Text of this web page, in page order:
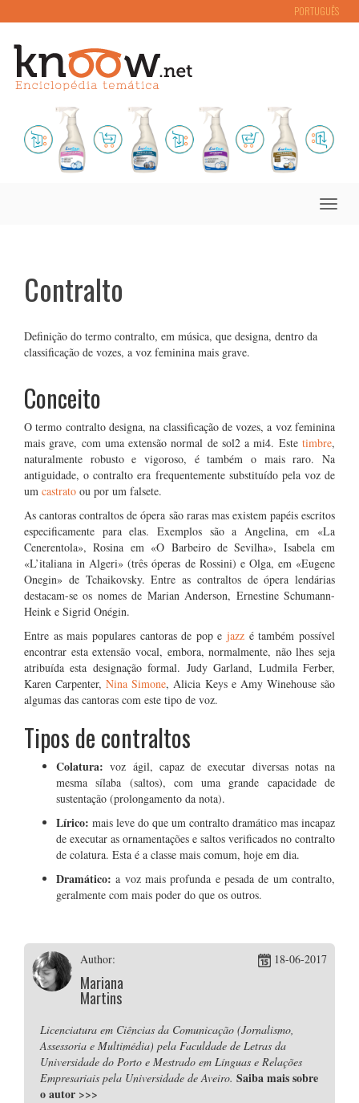
PORTUGUÊS
Toggle
Contralto
Definição do termo contralto, em música, que designa, dentro da
classificação de vozes, a voz feminina mais grave.
Conceito
O termo contralto designa, na classificação de vozes, a voz feminina
mais grave, com uma extensão normal de sol2 a mi4. Este timbre,
naturalmente robusto e vigoroso, é também o mais raro. Na
antiguidade, o contralto era frequentemente substituído pela voz de
um castrato ou por um falsete.
As cantoras contraltos de ópera são raras mas existem papéis escritos
especificamente para elas. Exemplos são a Angelina, em «La
Cenerentola», Rosina em «O Barbeiro de Sevilha», Isabela em
«L’italiana in Algeri» (três óperas de Rossini) e Olga, em «Eugene
Onegin» de Tchaikovsky. Entre as contraltos de ópera lendárias
destacam-se os nomes de Marian Anderson, Ernestine Schumann-
Heink e Sigrid Onégin.
Entre as mais populares cantoras de pop ejazz é também possível
encontrar esta extensão vocal, embora, normalmente, não lhes seja
atribuída esta designação formal. Judy Garland, Ludmila Ferber,
Karen Carpenter,Nina Simone, Alicia Keys e Amy Winehouse são
algumas das cantoras com este tipo de voz.
Tipos de contraltos
Colatura: voz ágil, capaz de executar diversas notas na
mesma sílaba (saltos), com uma grande capacidade de
sustentação (prolongamento da nota).
Lírico: mais leve do que um contralto dramático mas incapaz
de executar as ornamentações e saltos verificados no contralto
de colatura. Esta é a classe mais comum, hoje em dia.
Dramático: a voz mais profunda e pesada de um contralto,
geralmente com mais poder do que os outros.
Author:
Mariana
Martins
18-06-2017
Licenciatura em Ciências da Comunicação (Jornalismo,
Assessoria e Multimédia) pela Faculdade de Letras da
Universidade do Porto e Mestrado em Línguas e Relações
Empresariais pela Universidade de Aveiro. Saiba mais sobre
o autor >>>